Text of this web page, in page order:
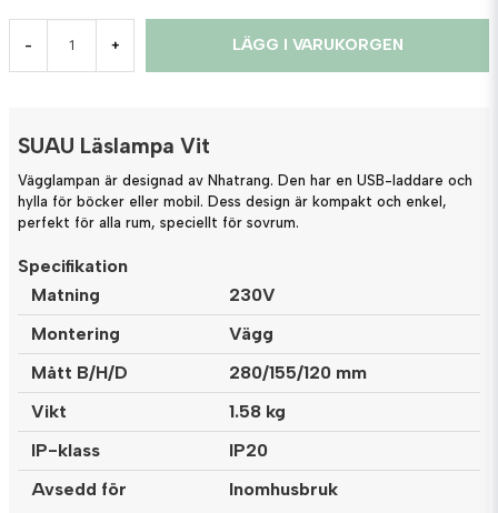
- + LÄGG I VARUKORGEN
SUAU Läslampa Vit
Vägglampan är designad av Nhatrang. Den har en USB-laddare och
hylla för böcker eller mobil. Dess design är kompakt och enkel,
perfekt för alla rum, speciellt för sovrum.
Specifikation
Matning
230V
Montering
Vägg
Mått B/H/D
280/155/120 mm
Vikt
1.58 kg
IP-klass
IP20
Avsedd för
Inomhusbruk